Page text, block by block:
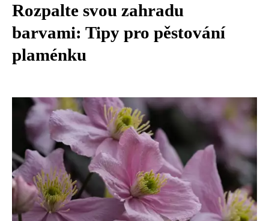
Rozpalte svou zahradu
barvami: Tipy pro pěstování
plaménku